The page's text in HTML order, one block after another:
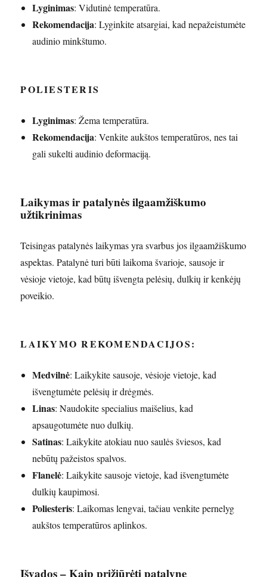
Lyginimas: Vidutinė temperatūra.
Rekomendacija: Lyginkite atsargiai, kad nepažeistumėte
audinio minkštumo.
POLIESTERIS
Lyginimas: Žema temperatūra.
Rekomendacija: Venkite aukštos temperatūros, nes tai
gali sukelti audinio deformaciją.
Laikymas ir patalynės ilgaamžiškumo
užtikrinimas
Teisingas patalynės laikymas yra svarbus jos ilgaamžiškumo
aspektas. Patalynė turi būti laikoma švarioje, sausoje ir
vėsioje vietoje, kad būtų išvengta pelėsių, dulkių ir kenkėjų
poveikio.
LAIKYMO REKOMENDACIJOS:
Medvilnė: Laikykite sausoje, vėsioje vietoje, kad
išvengtumėte pelėsių ir drėgmės.
Linas: Naudokite specialius maišelius, kad
apsaugotumėte nuo dulkių.
Satinas: Laikykite atokiau nuo saulės šviesos, kad
nebūtų pažeistos spalvos.
Flanelė: Laikykite sausoje vietoje, kad išvengtumėte
dulkių kaupimosi.
Poliesteris: Laikomas lengvai, tačiau venkite pernelyg
aukštos temperatūros aplinkos.
Išvados – Kaip prižiūrėti patalynę